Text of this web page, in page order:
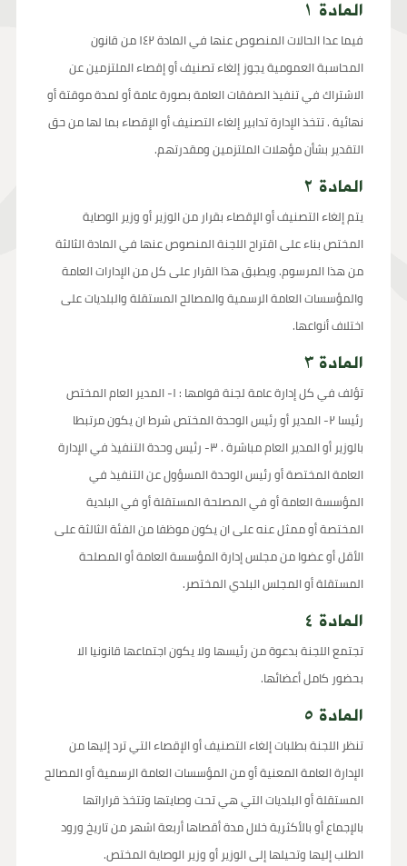
المادة ١
فيما عدا الحالات المنصوص عنها في المادة ١٤٢ من قانون
المحاسبة العمومية يجوز إلغاء تصنيف أو إقصاء الملتزمين عن
الاشتراك في تنفيذ الصفقات العامة بصورة عامة أو لمدة موقتة أو
نهائية . تتخذ الإدارة تدابير إلغاء التصنيف أو الإقصاء بما لها من حق
التقدير بشأن مؤهلات الملتزمين ومقدرتهم.
المادة ٢
يتم إلغاء التصنيف أو الإقصاء بقرار من الوزير أو وزير الوصاية
المختص بناء على اقتراح اللجنة المنصوص عنها في المادة الثالثة
من هذا المرسوم. ويطبق هذا القرار على كل من الإدارات العامة
والمؤسسات العامة الرسمية والمصالح المستقلة والبلديات على
اختلاف أنواعها.
المادة ٣
تؤلف في كل إدارة عامة لجنة قوامها : ١- المدير العام المختص
رئيسا ٢- المدير أو رئيس الوحدة المختص شرط ان يكون مرتبطا
بالوزير أو المدير العام مباشرة . ٣- رئيس وحدة التنفيذ في الإدارة
العامة المختصة أو رئيس الوحدة المسؤول عن التنفيذ في
المؤسسة العامة أو في المصلحة المستقلة أو في البلدية
المختصة أو ممثل عنه على ان يكون موظفا من الفئة الثالثة على
الأقل أو عضوا من مجلس إدارة المؤسسة العامة أو المصلحة
المستقلة أو المجلس البلدي المختصر.
المادة ٤
تجتمع اللجنة بدعوة من رئيسها ولا يكون اجتماعها قانونيا الا
بحضور كامل أعضائها.
المادة ٥
تنظر اللجنة بطلبات إلغاء التصنيف أو الإقصاء التي ترد إليها من
الإدارة العامة المعنية أو من المؤسسات العامة الرسمية أو المصالح
المستقلة أو البلديات التي هي تحت وصايتها وتتخذ قراراتها
بالإجماع أو بالأكثرية خلال مدة أقصاها أربعة اشهر من تاريخ ورود
الطلب إليها وتحيلها إلى الوزير أو وزير الوصاية المختص.